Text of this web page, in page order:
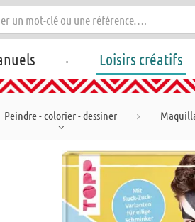
. Loisirs créatifs
Peindre - colorier - dessiner